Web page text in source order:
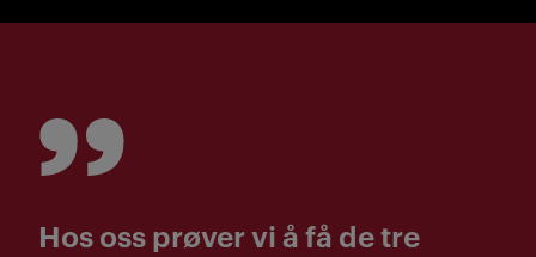
Hos oss prøver vi å få de tre